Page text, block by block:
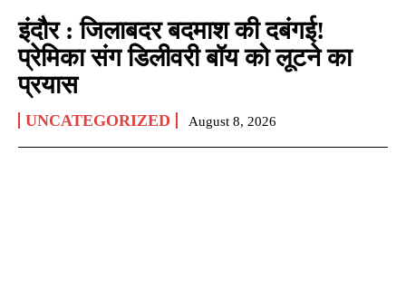
इंदौर : जिलाबदर बदमाश की दबंगई!
प्रेमिका संग डिलीवरी बॉय को लूटने का
प्रयास
UNCATEGORIZED August 8, 2026